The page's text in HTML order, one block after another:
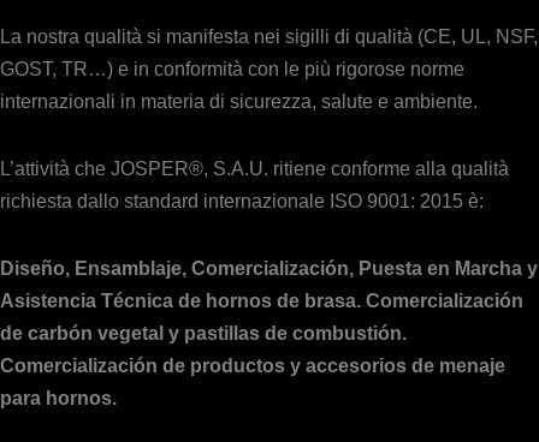
La nostra qualità si manifesta nei sigilli di qualità (CE, UL, NSF,
GOST, TR…) e in conformità con le più rigorose norme
internazionali in materia di sicurezza, salute e ambiente.
L’attività che JOSPER®, S.A.U. ritiene conforme alla qualità
richiesta dallo standard internazionale ISO 9001: 2015 è:
Diseño, Ensamblaje, Comercialización, Puesta en Marcha y
Asistencia Técnica de hornos de brasa. Comercialización
de carbón vegetal y pastillas de combustión.
Comercialización de productos y accesorios de menaje
para hornos.